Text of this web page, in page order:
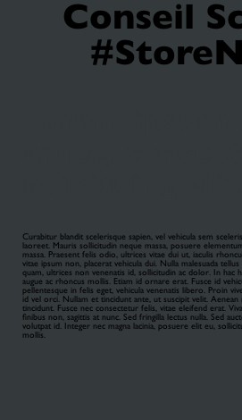
Conseil
Curabitur blandit scelerisque sapien, vel vehicula sem
laoreet. Mauris sollicitudin neque massa, posuere
massa. Praesent felis odio, ultrices vitae dui ut, iaculis
vitae ipsum non, placerat vehicula dui. Nulla malesuada
quam, ultrices non venenatis id, sollicitudin ac dolor. In hac
augue ac rhoncus mollis. Etiam id ornare erat. Fusce id
pellentesque in felis eget, vehicula venenatis libero. Proin
id vel orci. Nullam et tincidunt ante, ut suscipit velit. Aenean
tincidunt. Fusce nec consectetur felis, vitae eleifend erat.
finibus non, sagittis at nunc. Sed fringilla lectus nulla. Sed
volutpat id. Integer nec magna lacinia, posuere elit eu,
mollis.